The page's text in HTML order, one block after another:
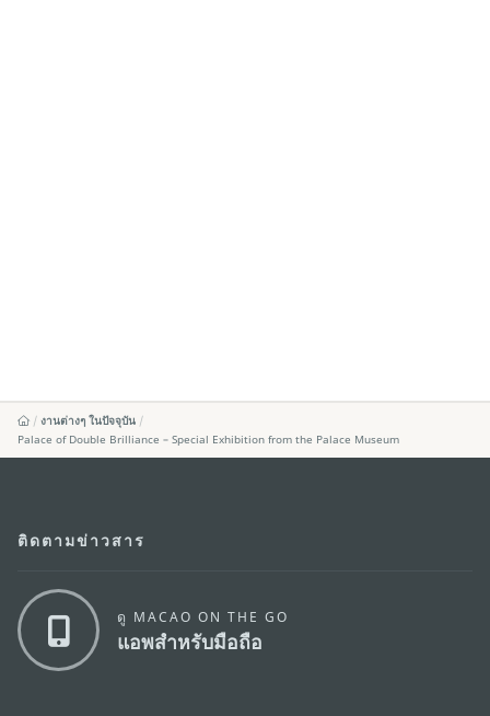
งานต่างๆ ในปัจจุบัน
Palace of Double Brilliance – Special Exhibition from the Palace Museum
ติดตามข่าวสาร
ดู MACAO ON THE GO
แอพสำหรับมือถือ